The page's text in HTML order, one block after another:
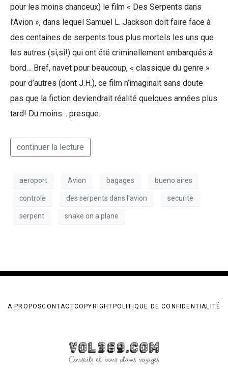
pour les moins chanceux) le film « Des Serpents dans
l’Avion », dans lequel Samuel L. Jackson doit faire face à
des centaines de serpents tous plus mortels les uns que
les autres (si,si!) qui ont été criminellement embarqués à
bord… Bref, navet pour beaucoup, « classique du genre »
pour d’autres (dont J.H.), ce film n’imaginait sans doute
pas que la fiction deviendrait réalité quelques années plus
tard! Du moins… presque.
continuer la lecture
aeroport Avion bagages bueno aires
controle des serpents dans l'avion securite
serpent snake on a plane
A PROPOSCONTACTCOPYRIGHTPOLITIQUE DE CONFIDENTIALITÉ